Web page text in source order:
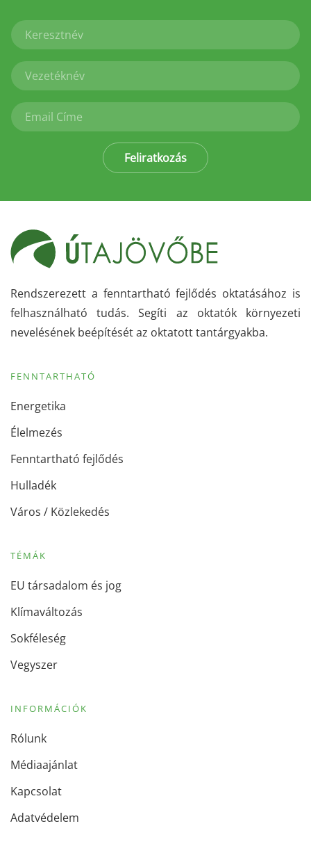
Feliratkozás
Rendszerezett a fenntartható fejlődés oktatásához is
felhasználható tudás. Segíti az oktatók környezeti
nevelésének beépítését az oktatott tantárgyakba.
FENNTARTHATÓ
Energetika
Élelmezés
Fenntartható fejlődés
Hulladék
Város / Közlekedés
TÉMÁK
EU társadalom és jog
Klímaváltozás
Sokféleség
Vegyszer
INFORMÁCIÓK
Rólunk
Médiaajánlat
Kapcsolat
Adatvédelem